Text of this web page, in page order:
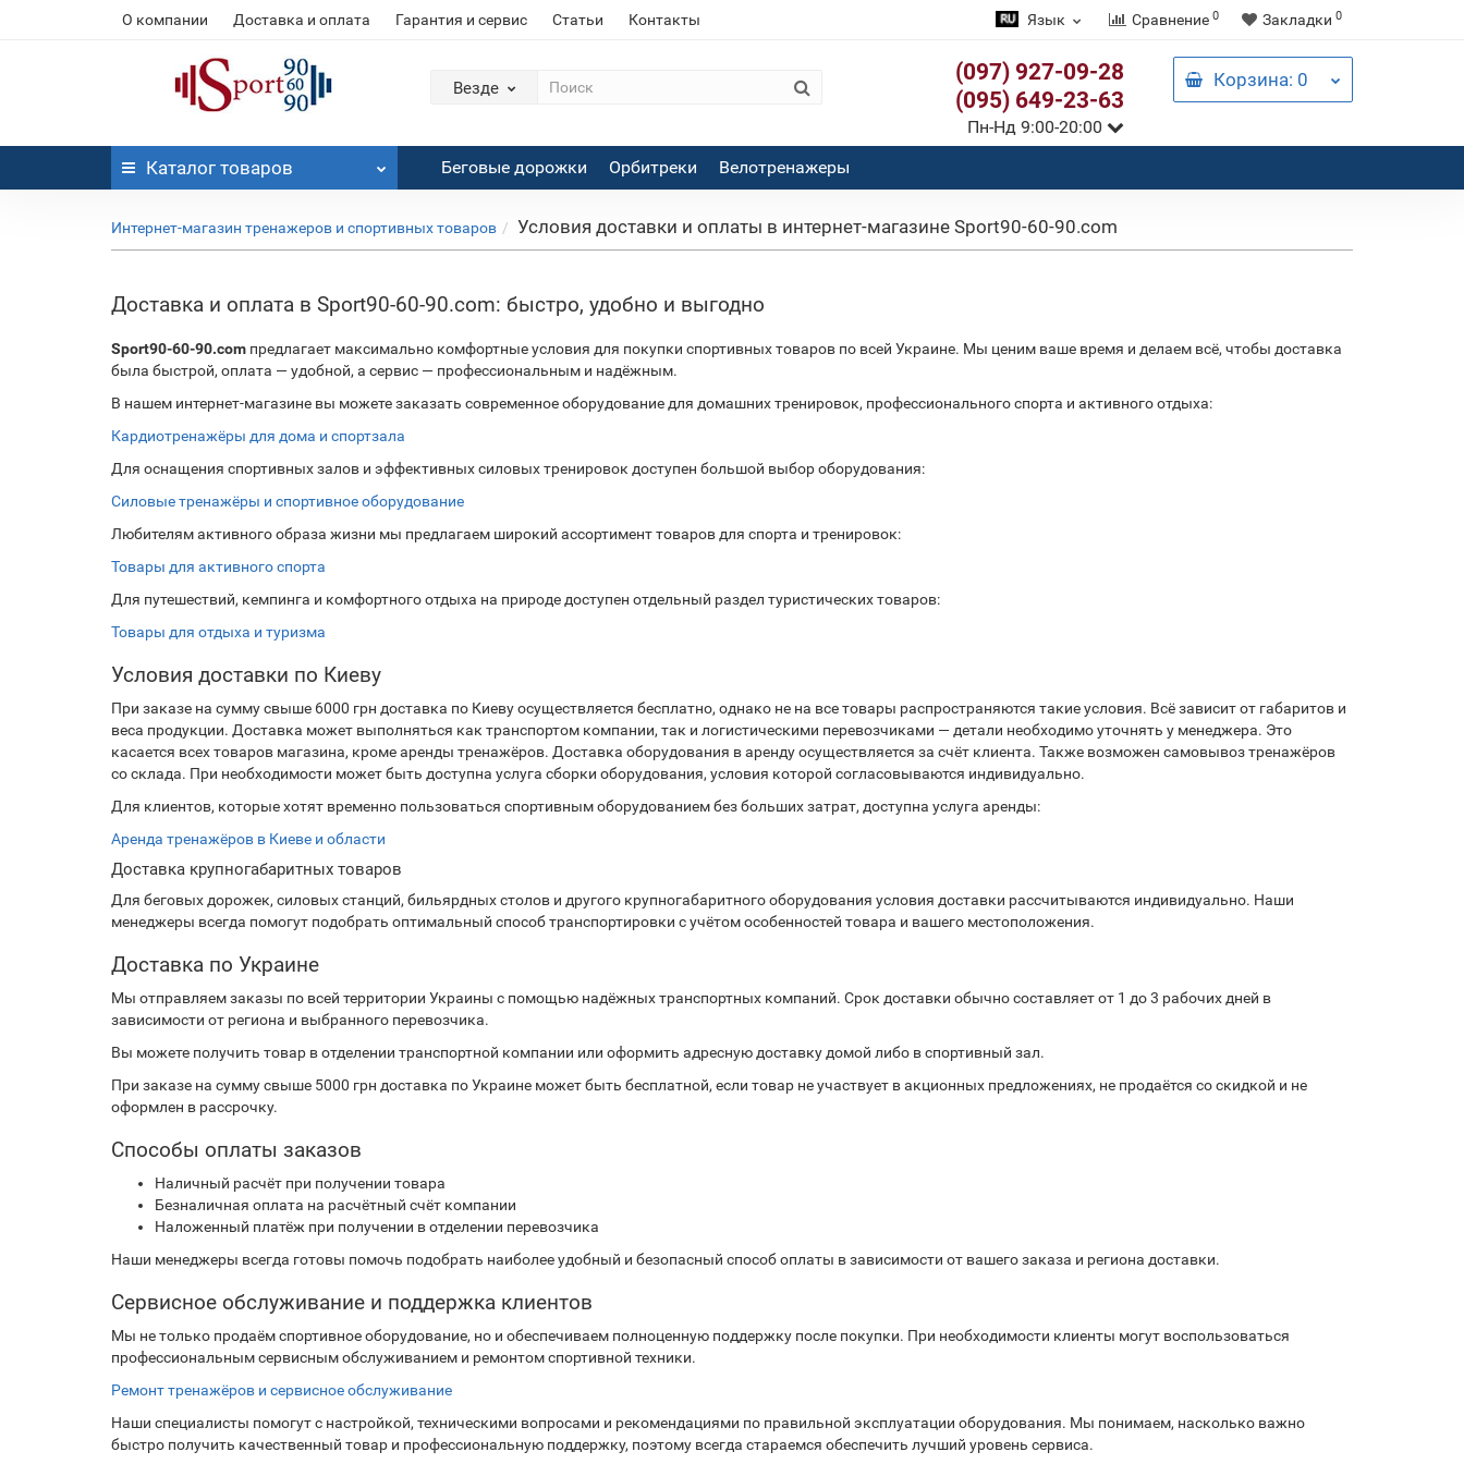
О компании Доставка и оплата Гарантия и сервис Статьи Контакты Язык Сравнение 0 Закладки 0
Везде
(097) 927-09-28
(095) 649-23-63
Пн-Нд 9:00-20:00
Корзина: 0
Каталог товаров Беговые дорожки Орбитреки Велотренажеры
Интернет-магазин тренажеров и спортивных товаров Условия доставки и оплаты в интернет-магазине Sport90-60-90.com
Доставка и оплата в Sport90-60-90.com: быстро, удобно и выгодно
Sport90-60-90.com предлагает максимально комфортные условия для покупки спортивных товаров по всей Украине. Мы ценим ваше время и делаем всё, чтобы доставка
была быстрой, оплата — удобной, а сервис — профессиональным и надёжным.
В нашем интернет-магазине вы можете заказать современное оборудование для домашних тренировок, профессионального спорта и активного отдыха:
Кардиотренажёры для дома и спортзала
Для оснащения спортивных залов и эффективных силовых тренировок доступен большой выбор оборудования:
Силовые тренажёры и спортивное оборудование
Любителям активного образа жизни мы предлагаем широкий ассортимент товаров для спорта и тренировок:
Товары для активного спорта
Для путешествий, кемпинга и комфортного отдыха на природе доступен отдельный раздел туристических товаров:
Товары для отдыха и туризма
Условия доставки по Киеву
При заказе на сумму свыше 6000 грн доставка по Киеву осуществляется бесплатно, однако не на все товары распространяются такие условия. Всё зависит от габаритов и
веса продукции. Доставка может выполняться как транспортом компании, так и логистическими перевозчиками — детали необходимо уточнять у менеджера. Это
касается всех товаров магазина, кроме аренды тренажёров. Доставка оборудования в аренду осуществляется за счёт клиента. Также возможен самовывоз тренажёров
со склада. При необходимости может быть доступна услуга сборки оборудования, условия которой согласовываются индивидуально.
Для клиентов, которые хотят временно пользоваться спортивным оборудованием без больших затрат, доступна услуга аренды:
Аренда тренажёров в Киеве и области
Доставка крупногабаритных товаров
Для беговых дорожек, силовых станций, бильярдных столов и другого крупногабаритного оборудования условия доставки рассчитываются индивидуально. Наши
менеджеры всегда помогут подобрать оптимальный способ транспортировки с учётом особенностей товара и вашего местоположения.
Доставка по Украине
Мы отправляем заказы по всей территории Украины с помощью надёжных транспортных компаний. Срок доставки обычно составляет от 1 до 3 рабочих дней в
зависимости от региона и выбранного перевозчика.
Вы можете получить товар в отделении транспортной компании или оформить адресную доставку домой либо в спортивный зал.
При заказе на сумму свыше 5000 грн доставка по Украине может быть бесплатной, если товар не участвует в акционных предложениях, не продаётся со скидкой и не
оформлен в рассрочку.
Способы оплаты заказов
Наличный расчёт при получении товара
Безналичная оплата на расчётный счёт компании
Наложенный платёж при получении в отделении перевозчика
Наши менеджеры всегда готовы помочь подобрать наиболее удобный и безопасный способ оплаты в зависимости от вашего заказа и региона доставки.
Сервисное обслуживание и поддержка клиентов
Мы не только продаём спортивное оборудование, но и обеспечиваем полноценную поддержку после покупки. При необходимости клиенты могут воспользоваться
профессиональным сервисным обслуживанием и ремонтом спортивной техники.
Ремонт тренажёров и сервисное обслуживание
Наши специалисты помогут с настройкой, техническими вопросами и рекомендациями по правильной эксплуатации оборудования. Мы понимаем, насколько важно
быстро получить качественный товар и профессиональную поддержку, поэтому всегда стараемся обеспечить лучший уровень сервиса.